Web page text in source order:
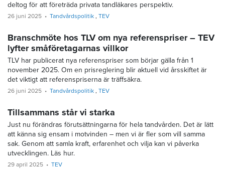
deltog för att företräda privata tandläkares perspektiv.
26 juni 2025 Tandvårdspolitik TEV
Branschmöte hos TLV om nya referenspriser – TEV
lyfter småföretagarnas villkor
TLV har publicerat nya referenspriser som börjar gälla från 1
november 2025. Om en prisreglering blir aktuell vid årsskiftet är
det viktigt att referenspriserna är träffsäkra.
26 juni 2025 Tandvårdspolitik TEV
Tillsammans står vi starka
Just nu förändras förutsättningarna för hela tandvården. Det är lätt
att känna sig ensam i motvinden – men vi är fler som vill samma
sak. Genom att samla kraft, erfarenhet och vilja kan vi påverka
utvecklingen. Läs hur.
29 april 2025 TEV